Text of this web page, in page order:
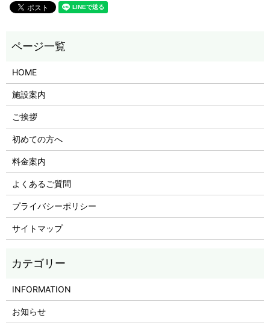
HOME
施設案内
ご挨拶
初めての方へ
料金案内
よくあるご質問
プライバシーポリシー
サイトマップ
INFORMATION
お知らせ